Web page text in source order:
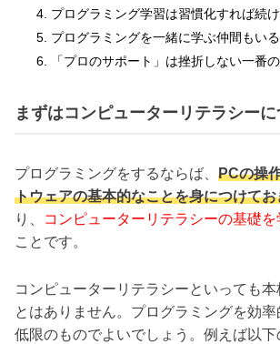
プログラミング学習は習慣化すれば続
プログラミングを一緒に学ぶ仲間もい
「プロのサポート」は挫折しない一番
まずはコンピューターリテラシーに
プログラミングをするならば、 PCの操
トウェアの基本的なことを身につけて
り、
コンピューターリテラシーの基礎を
ことです。
コンピューターリテラシーといっても本
とはありません。プログラミングを効
低限のものでよいでしょう。例えば以下